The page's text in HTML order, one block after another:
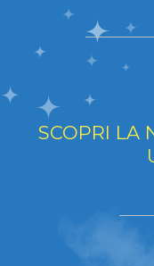
SCOPRI LA